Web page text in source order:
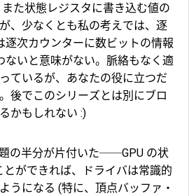
た状態レジスタに書き込む値の
、少なくとも私の考えでは、逐
逐次カウンターに数ビットの情報
ないと意味がない。脈絡もなく適
ているが、あなたの役に立つだ
後でこのシリーズとは別にブロ
かもしれない :)
の半分が片付いた──GPU の状
とができれば、ドライバは常識的
うになる (特に、頂点バッファ・